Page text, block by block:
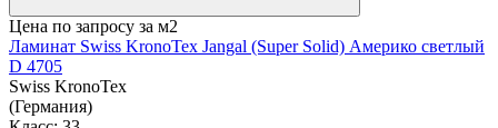
Цена по запросу за м2
Ламинат Swiss KronoTex Jangal (Super Solid) Америко светлый
D 4705
Swiss KronoTex
(Германия)